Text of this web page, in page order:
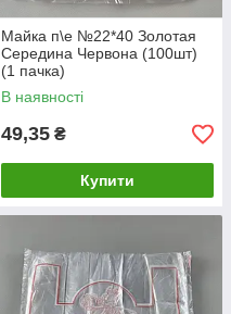
Майка п\е №22*40 Золотая
Середина Червона (100шт)
(1 пачка)
В наявності
49,35 ₴
Купити